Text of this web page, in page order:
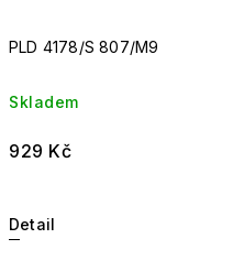
PLD 4178/S 807/M9
Skladem
929 Kč
Detail